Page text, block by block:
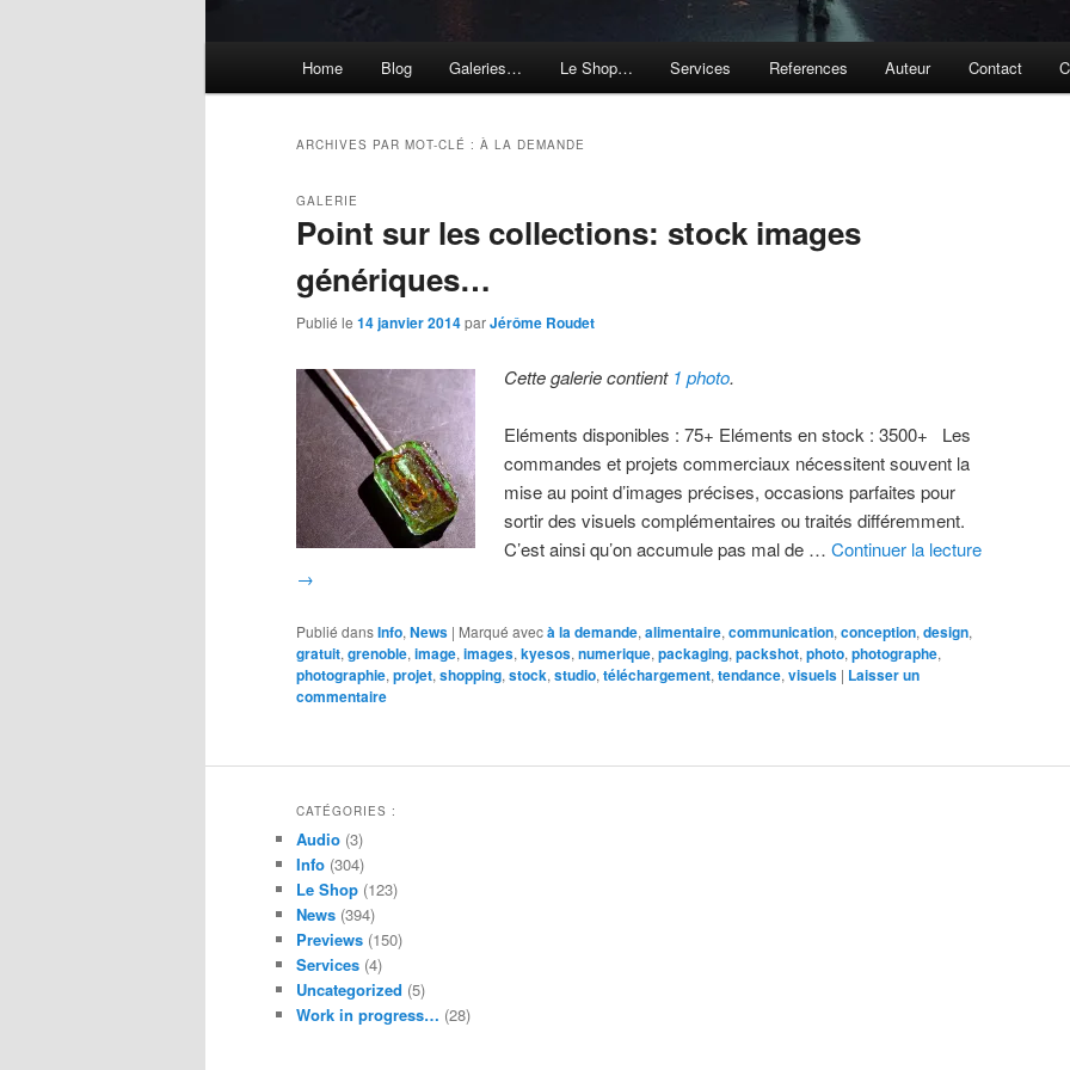
Home Blog Galeries… Le Shop… Services References Auteur Contact
ARCHIVES PAR MOT-CLÉ : À LA DEMANDE
Point sur les collections: stock images
génériques…
GALERIE
Publié le 14 janvier 2014parJérôme Roudet
Cette galerie contient 1 photo.
Eléments disponibles : 75+ Eléments en stock : 3500+ Les
commandes et projets commerciaux nécessitent souvent la
mise au point d’images précises, occasions parfaites pour
sortir des visuels complémentaires ou traités différemment.
C’est ainsi qu’on accumule pas mal de …Continuer la lecture
→
Publié dansInfo, News | Marqué avecà la demande, alimentaire, communication, conception, design,
gratuit, grenoble, image, images, kyesos, numerique, packaging, packshot, photo, photographe,
photographie, projet, shopping, stock, studio, téléchargement, tendance, visuels | Laisser un
commentaire
CATÉGORIES :
Audio (3)
Info (304)
Le Shop (123)
News (394)
Previews (150)
Services (4)
Uncategorized (5)
Work in progress… (28)